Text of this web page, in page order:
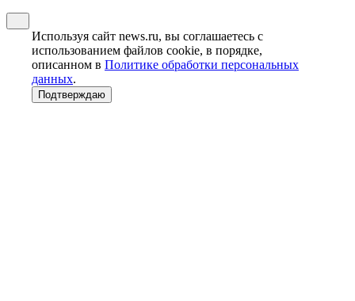
Используя сайт news.ru, вы соглашаетесь с
использованием файлов cookie, в порядке,
описанном в Политике обработки персональных
данных.
Подтверждаю